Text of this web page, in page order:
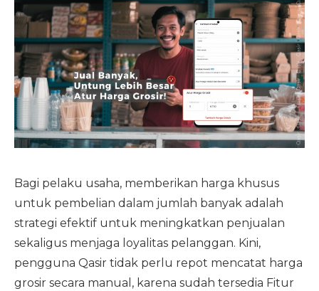
Bagi pelaku usaha, memberikan harga khusus
untuk pembelian dalam jumlah banyak adalah
strategi efektif untuk meningkatkan penjualan
sekaligus menjaga loyalitas pelanggan. Kini,
pengguna Qasir tidak perlu repot mencatat harga
grosir secara manual, karena sudah tersedia Fitur